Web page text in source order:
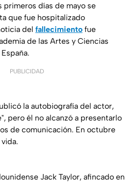
primeros días de mayo se
que fue hospitalizado
del fallecimiento fue
de las Artes y Ciencias
PUBLICIDAD
la autobiografía del actor,
pero él no alcanzó a presentarlo
de comunicación. En octubre
Jack Taylor, afincado en